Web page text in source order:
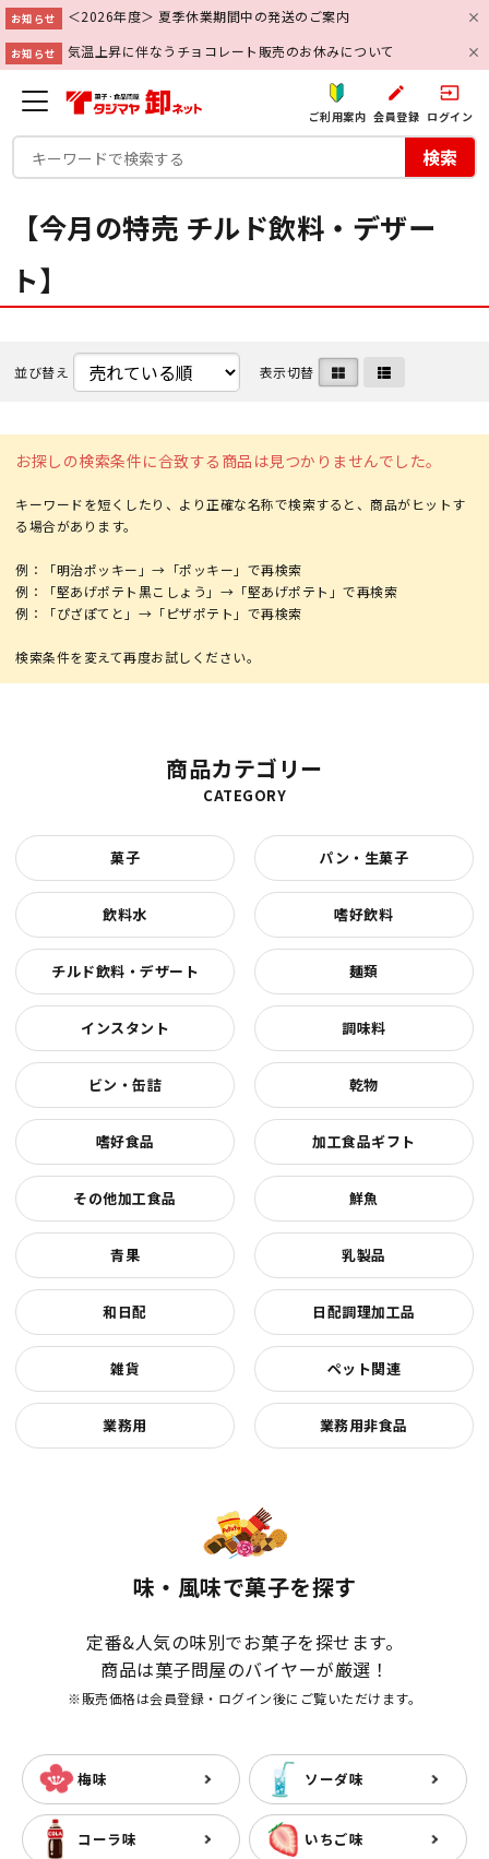
お知らせ ＜2026年度＞ 夏季休業期間中の発送のご案内
お知らせ 気温上昇に伴なうチョコレート販売のお休みについて
ご利用案内
create
会員登録
input
ログイン
検索
【今月の特売 チルド飲料・デザー
ト】
並び替え 表示切替
お探しの検索条件に合致する商品は見つかりませんでした。
キーワードを短くしたり、より正確な名称で検索すると、商品がヒットす
る場合があります。
例：「明治ポッキー」→「ポッキー」で再検索
例：「堅あげポテト黒こしょう」→「堅あげポテト」で再検索
例：「ぴざぽてと」→「ピザポテト」で再検索
商品カテゴリー
CATEGORY
菓子 パン・生菓子
飲料水 嗜好飲料
チルド飲料・デザート 麺類
インスタント 調味料
ビン・缶詰 乾物
嗜好食品 加工食品ギフト
その他加工食品 鮮魚
青果 乳製品
和日配 日配調理加工品
雑貨 ペット関連
業務用 業務用非食品
味・風味で菓子を探す
定番&人気の味別でお菓子を探せます。
商品は菓子問屋のバイヤーが厳選！
※販売価格は会員登録・ログイン後にご覧いただけます。
梅味 ソーダ味
コーラ味 いちご味